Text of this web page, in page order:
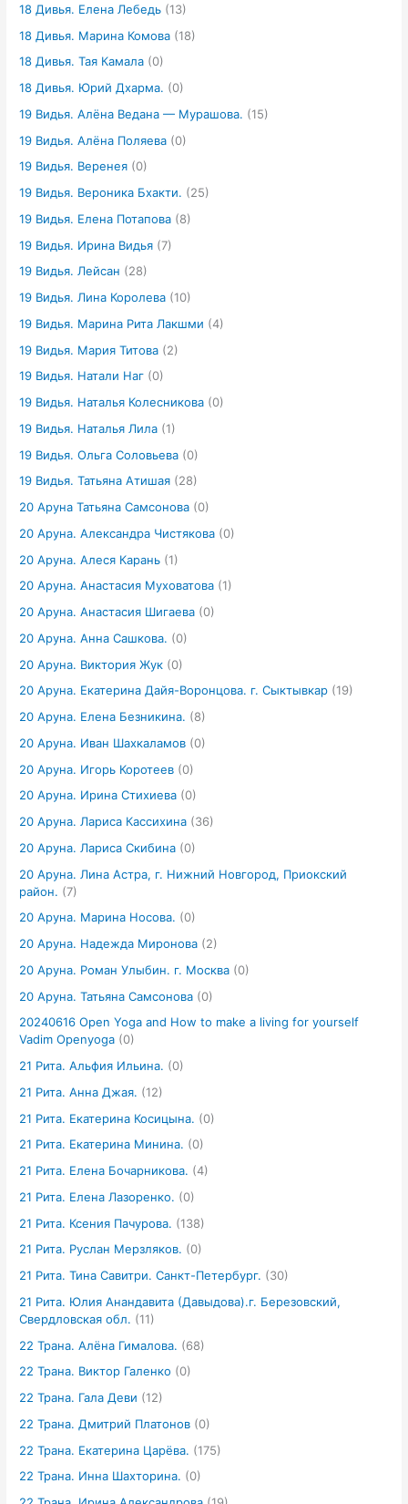
18 Дивья. Елена Лебедь (13)
18 Дивья. Марина Комова (18)
18 Дивья. Тая Камала (0)
18 Дивья. Юрий Дхарма. (0)
19 Видья. Алёна Ведана — Мурашова. (15)
19 Видья. Алёна Поляева (0)
19 Видья. Веренея (0)
19 Видья. Вероника Бхакти. (25)
19 Видья. Елена Потапова (8)
19 Видья. Ирина Видья (7)
19 Видья. Лейсан (28)
19 Видья. Лина Королева (10)
19 Видья. Марина Рита Лакшми (4)
19 Видья. Мария Титова (2)
19 Видья. Натали Наг (0)
19 Видья. Наталья Колесникова (0)
19 Видья. Наталья Лила (1)
19 Видья. Ольга Соловьева (0)
19 Видья. Татьяна Атишая (28)
20 Аруна Татьяна Самсонова (0)
20 Аруна. Александра Чистякова (0)
20 Аруна. Алеся Карань (1)
20 Аруна. Анастасия Муховатова (1)
20 Аруна. Анастасия Шигаева (0)
20 Аруна. Анна Сашкова. (0)
20 Аруна. Виктория Жук (0)
20 Аруна. Екатерина Дайя-Воронцова. г. Сыктывкар (19)
20 Аруна. Елена Безникина. (8)
20 Аруна. Иван Шахкаламов (0)
20 Аруна. Игорь Коротеев (0)
20 Аруна. Ирина Стихиева (0)
20 Аруна. Лариса Кассихина (36)
20 Аруна. Лариса Скибина (0)
20 Аруна. Лина Астра, г. Нижний Новгород, Приокский
район. (7)
20 Аруна. Марина Носова. (0)
20 Аруна. Надежда Миронова (2)
20 Аруна. Роман Улыбин. г. Москва (0)
20 Аруна. Татьяна Самсонова (0)
20240616 Open Yoga and How to make a living for yourself
Vadim Openyoga (0)
21 Рита. Альфия Ильина. (0)
21 Рита. Анна Джая. (12)
21 Рита. Екатерина Косицына. (0)
21 Рита. Екатерина Минина. (0)
21 Рита. Елена Бочарникова. (4)
21 Рита. Елена Лазоренко. (0)
21 Рита. Ксения Пачурова. (138)
21 Рита. Руслан Мерзляков. (0)
21 Рита. Тина Савитри. Санкт-Петербург. (30)
21 Рита. Юлия Анандавита (Давыдова).г. Березовский,
Свердловская обл. (11)
22 Трана. Алёна Гималова. (68)
22 Трана. Виктор Галенко (0)
22 Трана. Гала Деви (12)
22 Трана. Дмитрий Платонов (0)
22 Трана. Екатерина Царёва. (175)
22 Трана. Инна Шахторина. (0)